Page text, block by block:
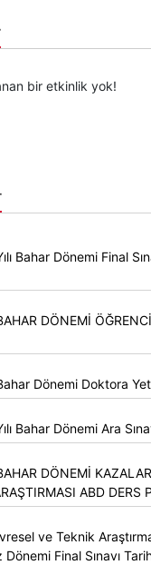
bir etkinlik yok!
Bahar Dönemi Final
DÖNEMİ
Dönemi Doktora
Bahar Dönemi Ara
DÖNEMİ
ABD DERS
ve Teknik
Dönemi Final Sınavı